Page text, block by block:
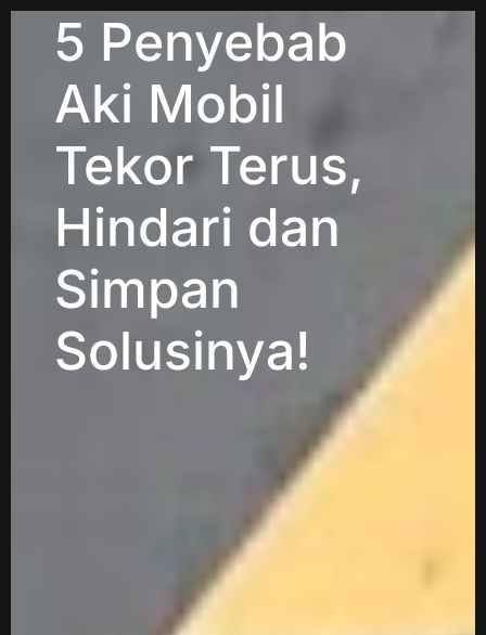
5 Penyebab
Aki Mobil
Tekor Terus,
Hindari dan
Simpan
Solusinya!